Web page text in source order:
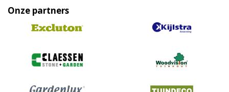
Onze partners